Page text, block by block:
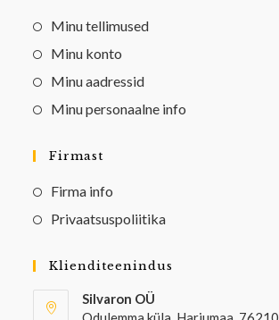
Minu tellimused
Minu konto
Minu aadressid
Minu personaalne info
Firmast
Firma info
Privaatsuspoliitika
Klienditeenindus
Silvaron OÜ